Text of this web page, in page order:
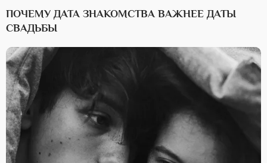
ПОЧЕМУ ДАТА ЗНАКОМСТВА ВАЖНЕЕ ДАТЫ
СВАДЬБЫ